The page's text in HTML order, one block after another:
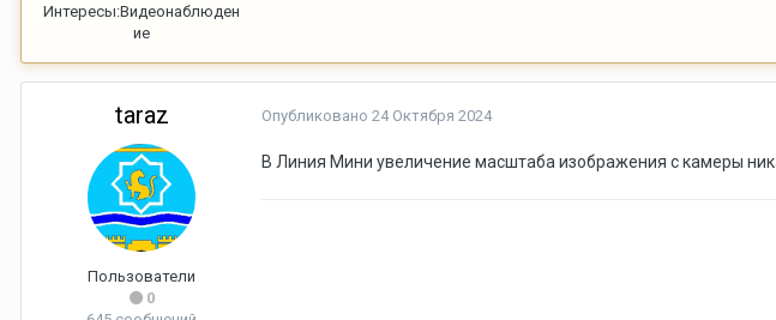
Интересы:Видеонаблюден
ие
taraz
Пользователи
0
Опубликовано 24 Октября 2024
В Линия Мини увеличение масштаба изображения с камеры